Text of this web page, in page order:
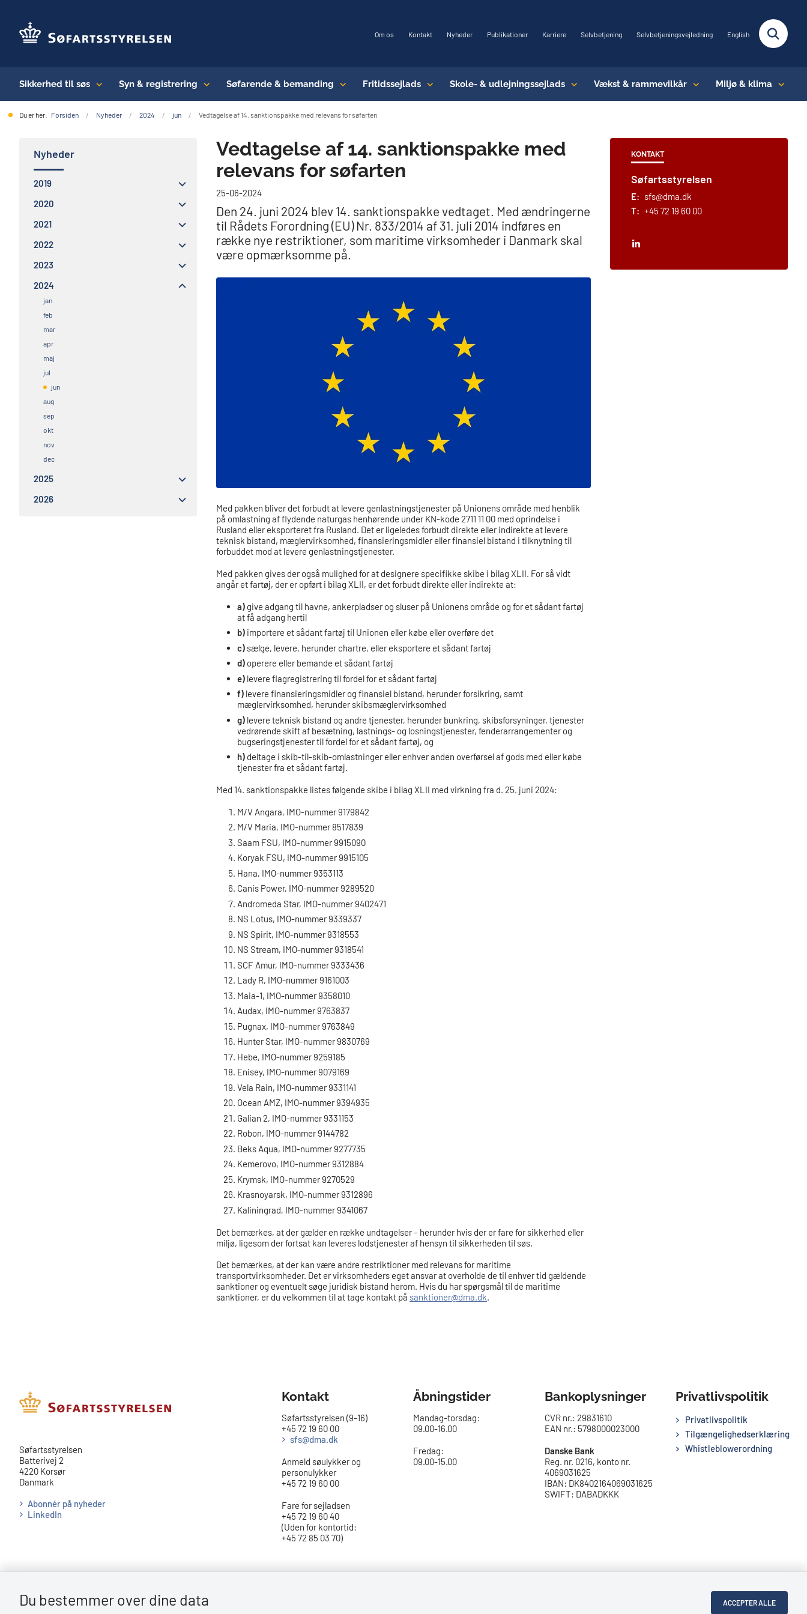
Om os Kontakt Nyheder Publikationer Karriere Selvbetjening Selvbetjeningsvejledning English
Sikkerhed til søs Syn & registrering Søfarende & bemanding Fritidssejlads Skole- & udlejningssejlads Vækst & rammevilkår Miljø & klima
Du er her: Forsiden Nyheder 2024 jun Vedtagelse af 14. sanktionspakke med relevans for søfarten
Nyheder
2019
2020
2021
2022
2023
2024
jan
feb
mar
apr
maj
jul
jun
aug
sep
okt
nov
dec
2025
2026
Vedtagelse af 14. sanktionspakke med
relevans for søfarten
25-06-2024
Den 24. juni 2024 blev 14. sanktionspakke vedtaget. Med ændringerne
til Rådets Forordning (EU) Nr. 833/2014 af 31. juli 2014 indføres en
række nye restriktioner, som maritime virksomheder i Danmark skal
være opmærksomme på.
Med pakken bliver det forbudt at levere genlastningstjenester på Unionens område med henblik
på omlastning af flydende naturgas henhørende under KN-kode 2711 11 00 med oprindelse i
Rusland eller eksporteret fra Rusland. Det er ligeledes forbudt direkte eller indirekte at levere
teknisk bistand, mæglervirksomhed, finansieringsmidler eller finansiel bistand i tilknytning til
forbuddet mod at levere genlastningstjenester.
Med pakken gives der også mulighed for at designere specifikke skibe i bilag XLII. For så vidt
angår et fartøj, der er opført i bilag XLII, er det forbudt direkte eller indirekte at:
a) give adgang til havne, ankerpladser og sluser på Unionens område og for et sådant fartøj
at få adgang hertil
b) importere et sådant fartøj til Unionen eller købe eller overføre det
c) sælge, levere, herunder chartre, eller eksportere et sådant fartøj
d) operere eller bemande et sådant fartøj
e) levere flagregistrering til fordel for et sådant fartøj
f) levere finansieringsmidler og finansiel bistand, herunder forsikring, samt
mæglervirksomhed, herunder skibsmæglervirksomhed
g) levere teknisk bistand og andre tjenester, herunder bunkring, skibsforsyninger, tjenester
vedrørende skift af besætning, lastnings- og losningstjenester, fenderarrangementer og
bugseringstjenester til fordel for et sådant fartøj, og
h) deltage i skib-til-skib-omlastninger eller enhver anden overførsel af gods med eller købe
tjenester fra et sådant fartøj.
Med 14. sanktionspakke listes følgende skibe i bilag XLII med virkning fra d. 25. juni 2024:
M/V Angara, IMO-nummer 9179842
M/V Maria, IMO-nummer 8517839
Saam FSU, IMO-nummer 9915090
Koryak FSU, IMO-nummer 9915105
Hana, IMO-nummer 9353113
Canis Power, IMO-nummer 9289520
Andromeda Star, IMO-nummer 9402471
NS Lotus, IMO-nummer 9339337
NS Spirit, IMO-nummer 9318553
NS Stream, IMO-nummer 9318541
SCF Amur, IMO-nummer 9333436
Lady R, IMO-nummer 9161003
Maia-1, IMO-nummer 9358010
Audax, IMO-nummer 9763837
Pugnax, IMO-nummer 9763849
Hunter Star, IMO-nummer 9830769
Hebe, IMO-nummer 9259185
Enisey, IMO-nummer 9079169
Vela Rain, IMO-nummer 9331141
Ocean AMZ, IMO-nummer 9394935
Galian 2, IMO-nummer 9331153
Robon, IMO-nummer 9144782
Beks Aqua, IMO-nummer 9277735
Kemerovo, IMO-nummer 9312884
Krymsk, IMO-nummer 9270529
Krasnoyarsk, IMO-nummer 9312896
Kaliningrad, IMO-nummer 9341067
Det bemærkes, at der gælder en række undtagelser – herunder hvis der er fare for sikkerhed eller
miljø, ligesom der fortsat kan leveres lodstjenester af hensyn til sikkerheden til søs.
Det bemærkes, at der kan være andre restriktioner med relevans for maritime
transportvirksomheder. Det er virksomheders eget ansvar at overholde de til enhver tid gældende
sanktioner og eventuelt søge juridisk bistand herom. Hvis du har spørgsmål til de maritime
sanktioner, er du velkommen til at tage kontakt på sanktioner@dma.dk.
KONTAKT
Søfartsstyrelsen
E: sfs@dma.dk
T: +45 72 19 60 00
​​Søfartsstyrelsen
Batterivej 2
4220 Korsør
Danmark
Abonnér på nyheder
LinkedIn
Kontakt
Søfartsstyrelsen (9-16)
+45 72 19 60 00
sfs@dma.dk
Anmeld søulykker og
personulykker
+45 72 19 60 00
Fare for sejladsen
+45 72 19 60 40
(Uden for kontortid:
+45 72 85 03 70)
Åbningstider
Mandag-torsdag:
09.00-16.00​
Fredag:
09.00-15.00
Bankoplysninger
CVR nr.: 29831610
EAN nr.: 5798000023000
Danske Bank
Reg. nr. 0216, konto nr.
4069031625
IBAN: DK8402164069031625
SWIFT: DABADKKK
Privatlivspolitik
Privatlivspolitik
Tilgængelighedserklæring
Whistleblowerordning
Bemærk!
Du bestemmer over dine data ACCEPTER ALLE